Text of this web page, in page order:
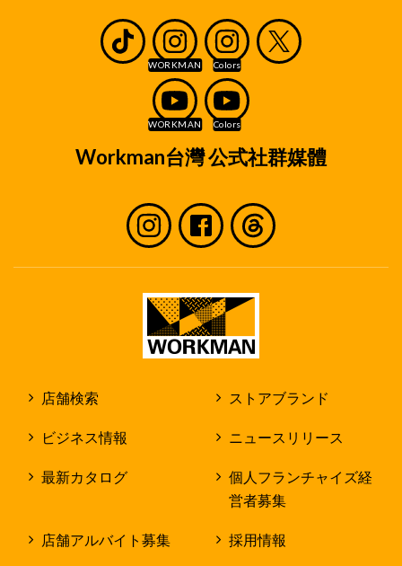
Workman台灣 公式社群媒體
店舗検索 ストアブランド
ビジネス情報 ニュースリリース
最新カタログ
個人フランチャイズ経
営者募集
店舗アルバイト募集 採用情報